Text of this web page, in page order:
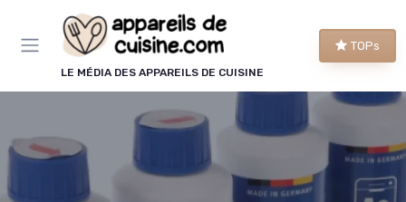
LE MÉDIA DES APPAREILS DE CUISINE
TOPs
Panneau de gestion des cookies